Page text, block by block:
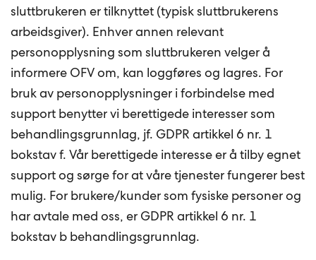
sluttbrukeren er tilknyttet (typisk sluttbrukerens
arbeidsgiver). Enhver annen relevant
personopplysning som sluttbrukeren velger å
informere OFV om, kan loggføres og lagres. For
bruk av personopplysninger i forbindelse med
support benytter vi berettigede interesser som
behandlingsgrunnlag, jf. GDPR artikkel 6 nr. 1
bokstav f. Vår berettigede interesse er å tilby egnet
support og sørge for at våre tjenester fungerer best
mulig. For brukere/kunder som fysiske personer og
har avtale med oss, er GDPR artikkel 6 nr. 1
bokstav b behandlingsgrunnlag.